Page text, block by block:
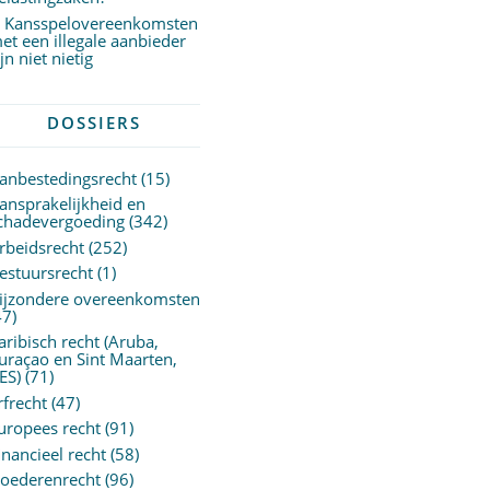
Kansspelovereenkomsten
een illegale aanbieder
niet nietig
DOSSIERS
(15)
en
(342)
(252)
(1)
overeenkomsten
recht (Aruba,
en Sint Maarten,
(71)
(47)
recht(91)
recht(58)
(96)